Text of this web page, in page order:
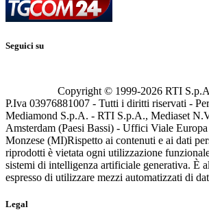
Seguici su
Copyright © 1999-2026 RTI
P.Iva 03976881007 - Tutti i diritti riservati -
Mediamond S.p.A. - RTI S.p.A., Mediaset
Amsterdam (Paesi Bassi) - Uffici Viale
Monzese (MI)Rispetto ai contenuti e ai dati
riprodotti è vietata ogni utilizzazione
sistemi di intelligenza artificiale generativa. È
espresso di utilizzare mezzi automatizzati di
Legal